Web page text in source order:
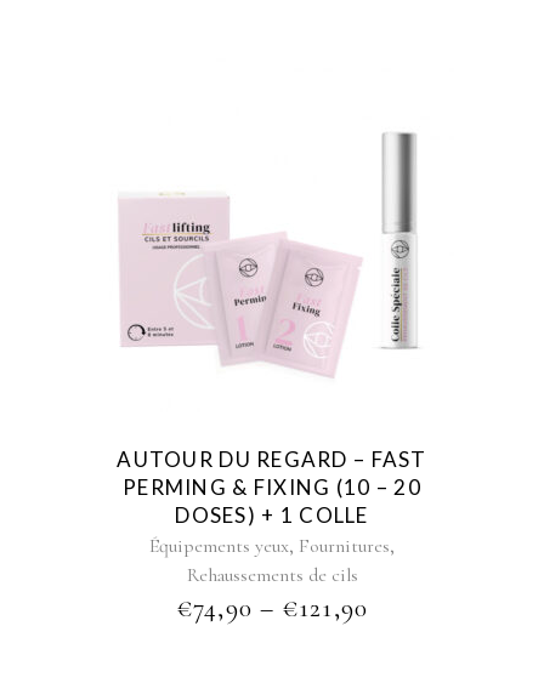
product
has
multiple
variants.
The
chosen
on
the
product
page
AUTOUR DU REGARD – FAST
PERMING & FIXING (10 – 20
DOSES) + 1 COLLE
Équipements yeux, Fournitures,
Rehaussements de cils
€74,90 – €121,90PRICE